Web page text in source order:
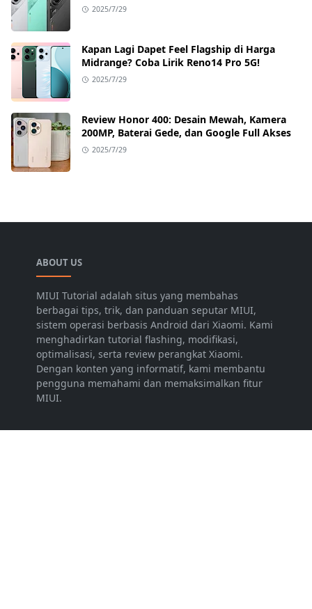
2025/7/29
Kapan Lagi Dapet Feel Flagship di Harga
Midrange? Coba Lirik Reno14 Pro 5G!
2025/7/29
Review Honor 400: Desain Mewah, Kamera
200MP, Baterai Gede, dan Google Full Akses
2025/7/29
ABOUT US
MIUI Tutorial adalah situs yang membahas
berbagai tips, trik, dan panduan seputar MIUI,
sistem operasi berbasis Android dari Xiaomi. Kami
menghadirkan tutorial flashing, modifikasi,
optimalisasi, serta review perangkat Xiaomi.
Dengan konten yang informatif, kami membantu
pengguna memahami dan memaksimalkan fitur
MIUI.